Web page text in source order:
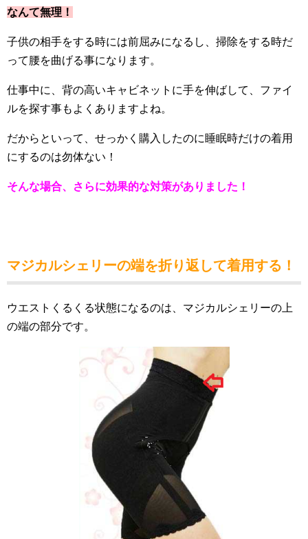
なんて無理！
子供の相手をする時には前屈みになるし、掃除をする時だ
って腰を曲げる事になります。
仕事中に、背の高いキャビネットに手を伸ばして、ファイ
ルを探す事もよくありますよね。
だからといって、せっかく購入したのに睡眠時だけの着用
にするのは勿体ない！
そんな場合、さらに効果的な対策がありました！
マジカルシェリーの端を折り返して着用する！
ウエストくるくる状態になるのは、マジカルシェリーの上
の端の部分です。